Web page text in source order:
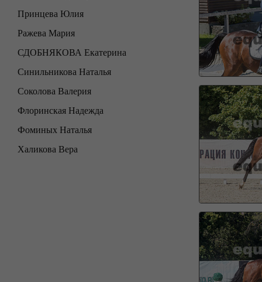
Принцева Юлия
Ражева Мария
СДОБНЯКОВА Екатерина
Синильникова Наталья
Соколова Валерия
Флоринская Надежда
Фоминых Наталья
Халикова Вера